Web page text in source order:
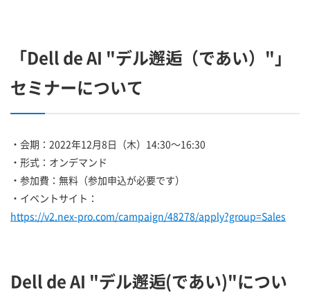
「Dell de AI "デル邂逅（であい）"」
セミナーについて
・会期：2022年12月8日（木）14:30～16:30
・形式：オンデマンド
・参加費：無料（参加申込が必要です）
・イベントサイト：
https://v2.nex-pro.com/campaign/48278/apply?group=Sales
Dell de AI "デル邂逅(であい)"につい